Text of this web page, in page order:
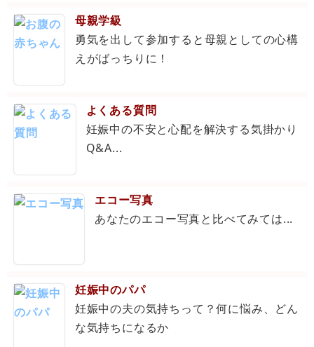
母親学級
勇気を出して参加すると母親としての心構
えがばっちりに！
よくある質問
妊娠中の不安と心配を解決する気掛かり
Q&A...
エコー写真
あなたのエコー写真と比べてみては...
妊娠中のパパ
妊娠中の夫の気持ちって？何に悩み、どん
な気持ちになるか